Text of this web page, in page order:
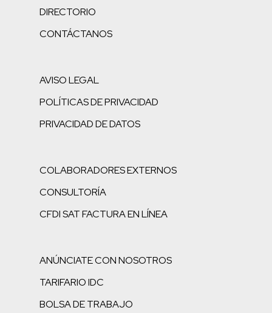
DIRECTORIO
CONTÁCTANOS
AVISO LEGAL
POLÍTICAS DE PRIVACIDAD
PRIVACIDAD DE DATOS
COLABORADORES EXTERNOS
CONSULTORÍA
CFDI SAT FACTURA EN LÍNEA
ANÚNCIATE CON NOSOTROS
TARIFARIO IDC
BOLSA DE TRABAJO